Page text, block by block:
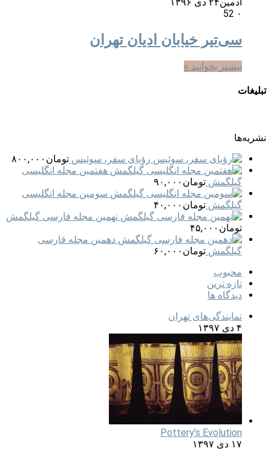
۰
سی‌تیر خیابان ادیان تهران
بیشتر بخوانید »
تبلیغات
نشریه‌ها
رؤیای سفر، سوئیس تومان ۸۰۰,۰۰۰
هفتمین مجله انگلیسی
گیلگمش تومان ۹۰,۰۰۰
سومین مجله انگلیسی
گیلگمش تومان ۴۰,۰۰۰
نهمین مجله فارسی گیلگمش
تومان ۴۵,۰۰۰
دهمین مجله فارسی
گیلگمش تومان ۶۰,۰۰۰
محبوب
تازه ترین
دیدگاه ها
نمایندگی‌های تهران
۴ دی ۱۳۹۷
Pottery’s Evolution
۱۷ دی ۱۳۹۷